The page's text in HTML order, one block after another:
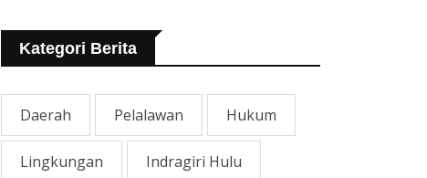
Yang Rusak
Kategori Berita
Daerah Pelalawan Hukum
Lingkungan Indragiri Hulu